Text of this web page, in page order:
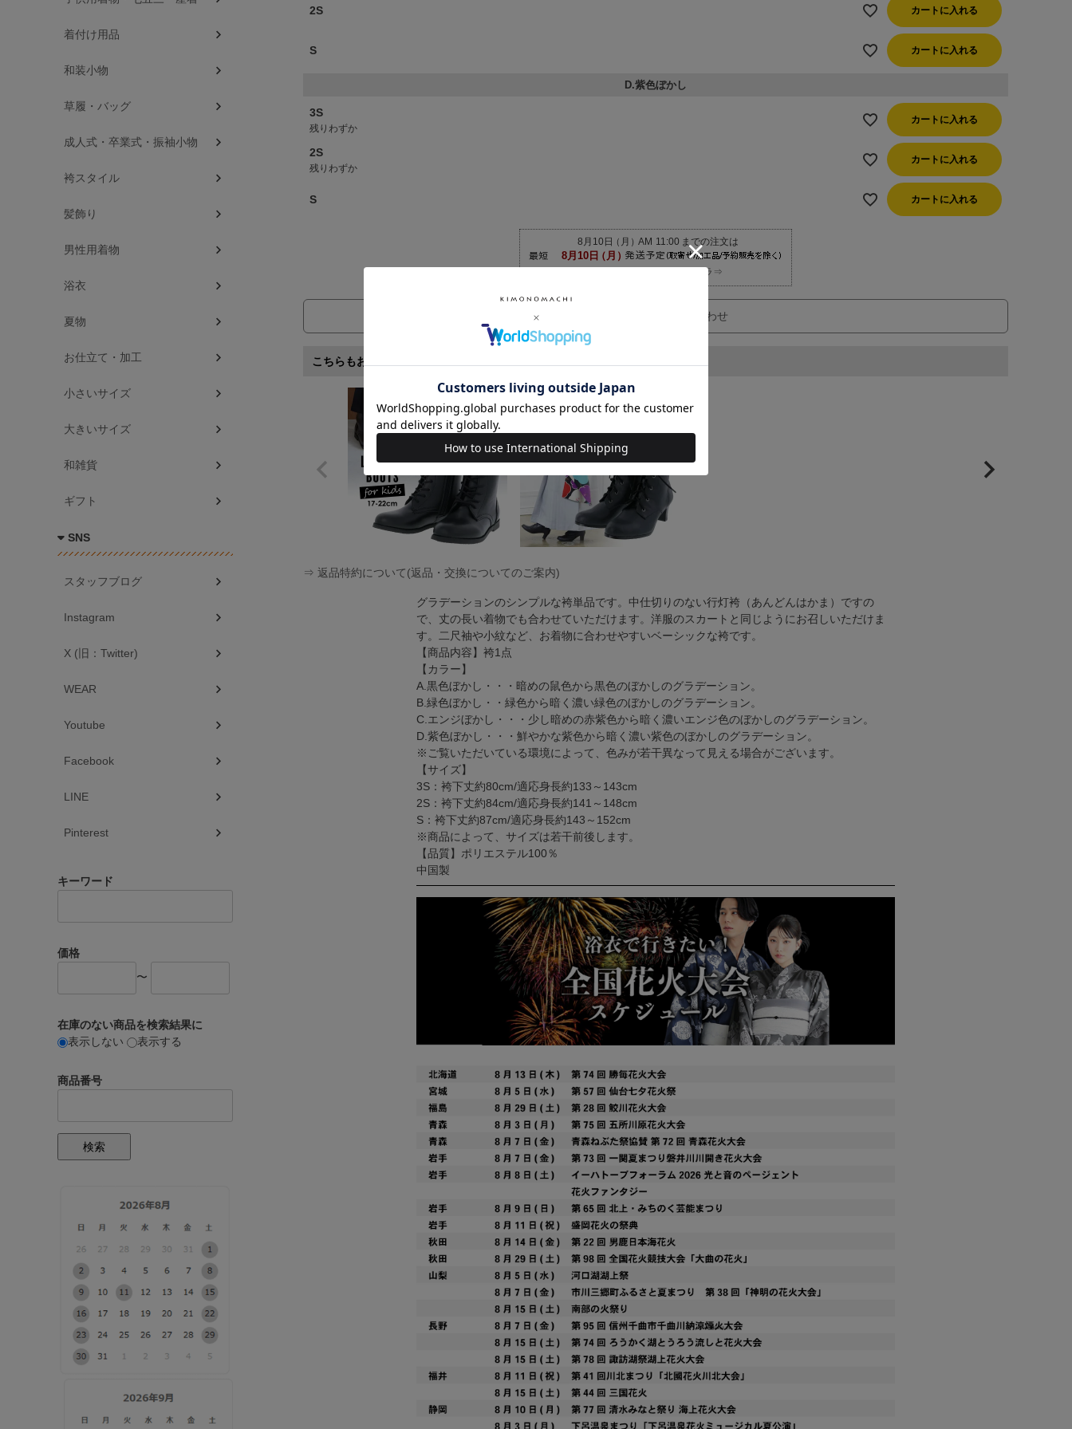
2S カートに入れる
S カートに入れる
D.紫色ぼかし
3S
残りわずか
カートに入れる
2S
残りわずか
カートに入れる
S カートに入れる
発送について詳しくはコチラ⇒
商品についてのお問い合わせ
こちらもおすすめ
⇒ 返品特約について(返品・交換についてのご案内)
グラデーションのシンプルな袴単品です。中仕切りのない行灯袴（あんどんはかま）ですの
で、丈の長い着物でも合わせていただけます。洋服のスカートと同じようにお召しいただけま
す。二尺袖や小紋など、お着物に合わせやすいベーシックな袴です。
【商品内容】袴1点
【カラー】
A.黒色ぼかし・・・暗めの鼠色から黒色のぼかしのグラデーション。
B.緑色ぼかし・・緑色から暗く濃い緑色のぼかしのグラデーション。
C.エンジぼかし・・・少し暗めの赤紫色から暗く濃いエンジ色のぼかしのグラデーション。
D.紫色ぼかし・・・鮮やかな紫色から暗く濃い紫色のぼかしのグラデーション。
※ご覧いただいている環境によって、色みが若干異なって見える場合がございます。
【サイズ】
3S：袴下丈約80cm/適応身長約133～143cm
2S：袴下丈約84cm/適応身長約141～148cm
S：袴下丈約87cm/適応身長約143～152cm
※商品によって、サイズは若干前後します。
【品質】ポリエステル100％
中国製
着付け用品
和装小物
草履・バッグ
成人式・卒業式・振袖小物
袴スタイル
髪飾り
男性用着物
浴衣
夏物
お仕立て・加工
小さいサイズ
大きいサイズ
和雑貨
ギフト
SNS
スタッフブログ
Instagram
X (旧：Twitter)
WEAR
Youtube
Facebook
LINE
Pinterest
キーワード
価格
〜
在庫のない商品を検索結果に
表示しない
表示する
商品番号
検索